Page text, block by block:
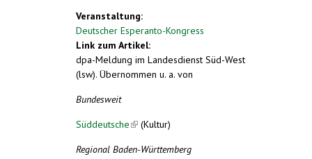
Veranstaltung:
Deutscher Esperanto-Kongress
Link zum Artikel:
dpa-Meldung im Landesdienst Süd-West
(lsw). Übernommen u. a. von
Bundesweit
Süddeutsche(link is external)
(Kultur)
Regional Baden-Württemberg